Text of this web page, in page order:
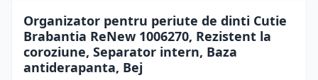
Organizator pentru periute de dinti Cutie
Brabantia ReNew 1006270, Rezistent la
coroziune, Separator intern, Baza
antiderapanta, Bej